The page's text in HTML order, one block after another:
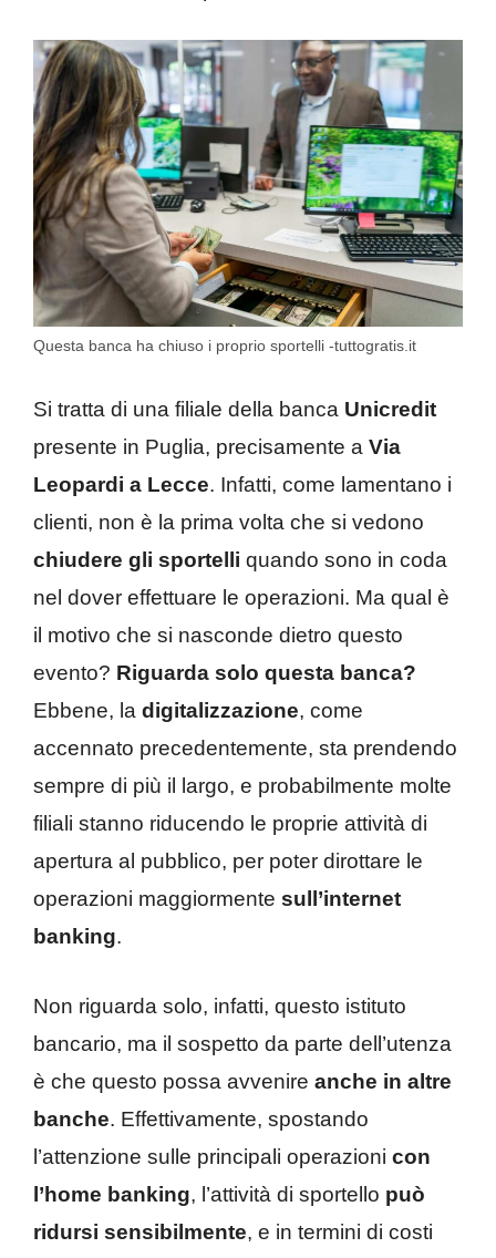
Questa banca ha chiuso i proprio sportelli -tuttogratis.it
Si tratta di una filiale della banca Unicredit
presente in Puglia, precisamente a Via
Leopardi a Lecce. Infatti, come lamentano i
clienti, non è la prima volta che si vedono
chiudere gli sportelli quando sono in coda
nel dover effettuare le operazioni. Ma qual è
il motivo che si nasconde dietro questo
evento? Riguarda solo questa banca?
Ebbene, la digitalizzazione, come
accennato precedentemente, sta prendendo
sempre di più il largo, e probabilmente molte
filiali stanno riducendo le proprie attività di
apertura al pubblico, per poter dirottare le
operazioni maggiormente sull’internet
banking.
Non riguarda solo, infatti, questo istituto
bancario, ma il sospetto da parte dell’utenza
è che questo possa avvenire anche in altre
banche. Effettivamente, spostando
l’attenzione sulle principali operazioni con
l’home banking, l’attività di sportello può
ridursi sensibilmente, e in termini di costi